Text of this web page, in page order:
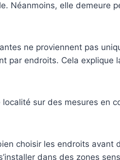
Néanmoins, elle demeure
ne proviennent pas
par endroits. Cela explique
sur des mesures en
choisir les endroits avant
dans des zones